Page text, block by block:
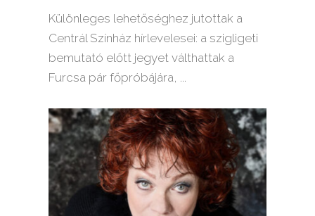
Különleges lehetőséghez jutottak a
Centrál Színház hírlevelesei: a szigligeti
bemutató előtt jegyet válthattak a
Furcsa pár főpróbájára,